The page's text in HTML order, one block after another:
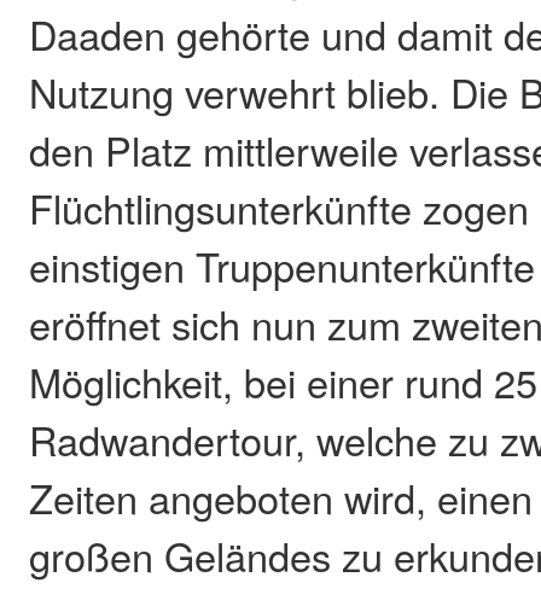
Daaden gehörte und damit
Nutzung verwehrt blieb. Die
den Platz mittlerweile
Flüchtlingsunterkünfte
einstigen
eröffnet sich nun zum
Möglichkeit, bei einer rund
Radwandertour, welche zu
Zeiten angeboten wird,
großen Geländes zu